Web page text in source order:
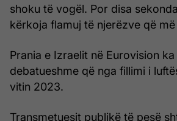
shoku të vogël. Por disa
kërkoja flamuj të njerëzve që më
Prania e Izraelit në Eurovision
debatueshme që nga fillimi i
vitin 2023.
Transmetuesit publikë të pesë